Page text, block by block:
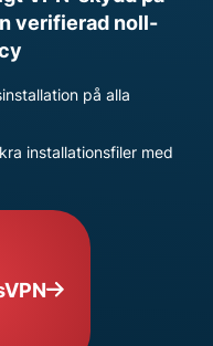
verifierad noll-
på alla
installationsfiler med